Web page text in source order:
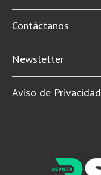
Contáctanos
Newsletter
Aviso de Privacidad